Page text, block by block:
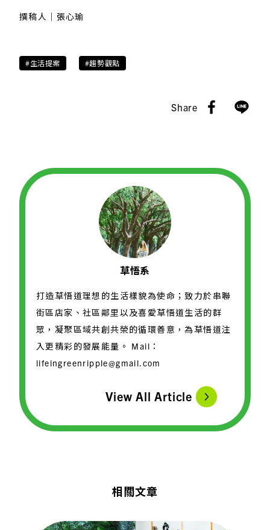
撰稿人｜張心瑜
#生活提案 #趨勢觀點
Share
草悟系
打造草悟道理想的生活樣貌為使命；致力於串聯
街區店家、社區鄰里以及喜愛草悟道生活的群
眾，凝聚區域共創共榮的循環善意，為草悟道注
入更精彩的發展能量。 Mail：
lifeingreenripple@gmail.com
View All Article
相關文章